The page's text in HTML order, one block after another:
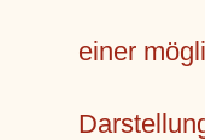
einer